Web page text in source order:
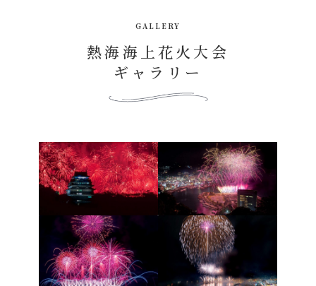
熱海海上花火大会
ギャラリー
GALLERY